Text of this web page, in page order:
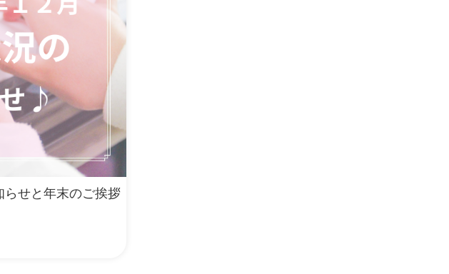
らせと年末のご挨拶